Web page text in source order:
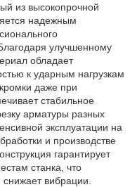
из высокопрочной
надежным
улучшенному
обладает
к ударным нагрузкам
даже при
стабильное
арматуры разных
эксплуатации на
и производстве
гарантирует
станка, что
вибрации.